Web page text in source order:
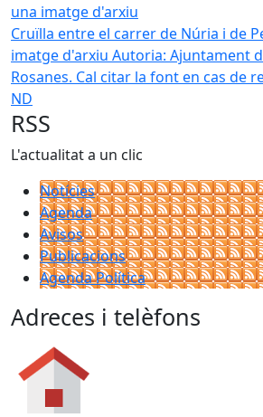
Cruïlla entre el carrer de Núria i de
imatge d'arxiu Autoria: Ajuntament
Rosanes. Cal citar la font en cas de
ND
RSS
L'actualitat a un clic
Notícies
Agenda
Avisos
Publicacions
Agenda Política
Adreces i telèfons